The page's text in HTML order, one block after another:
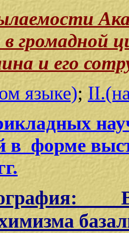
в громадной
и его
языке);
в форме